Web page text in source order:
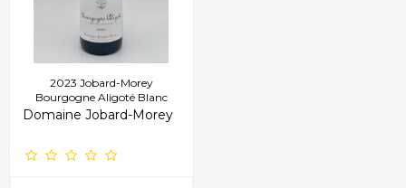
2023 Jobard-Morey
Bourgogne Aligoté Blanc
Domaine Jobard-Morey